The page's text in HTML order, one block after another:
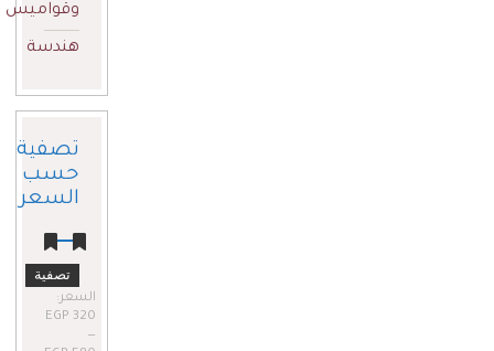
وقواميس
هندسة
تصفية
حسب
السعر
سعر
سعر
EGP 320